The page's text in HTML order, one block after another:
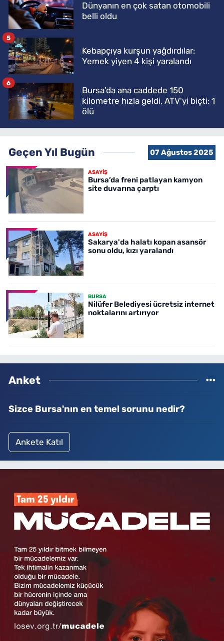
Dünyanın en çok satan otomobili
belli oldu
Kebapçıya kurşun yağdırdılar:
Yemek yiyen 4 kişi yaralandı
5
Bursa'da ana caddede 150
kilometre hızla geldi, ATV'yi biçti: 1
ölü
6
Geçen Yıl Bugün 07 Ağustos 2025
ASAYİŞ
Bursa’da freni patlayan kamyon
site duvarına çarptı
ASAYİŞ
Sakarya'da halatı kopan asansör
sonu oldu, kızı yaralandı
BURSA
Nilüfer Belediyesi ücretsiz internet
noktalarını artırıyor
Anket
Sizce Bursa'nın en temel sorunu nedir?
Ankete Katıl